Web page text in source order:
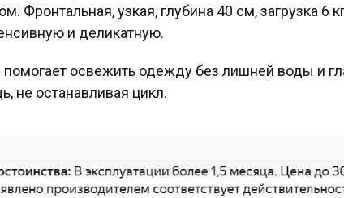
Фронтальная, узкая, глубина 40 см, загрузка 6
и деликатную.
помогает освежить одежду без лишней воды и
не останавливая цикл.